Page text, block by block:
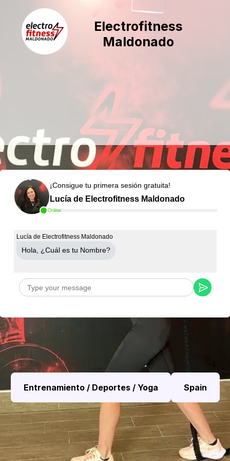
Electrofitness
Maldonado
Online
¡Consigue tu primera sesión gratuita!
Lucía de Electrofitness Maldonado
Lucía de Electrofitness Maldonado
Hola, ¿Cuál es tu Nombre?
Entrenamiento / Deportes / Yoga Spain